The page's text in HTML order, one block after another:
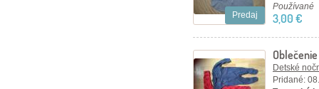
Predaj
Používané
3,00 €
Detské
Pridané: